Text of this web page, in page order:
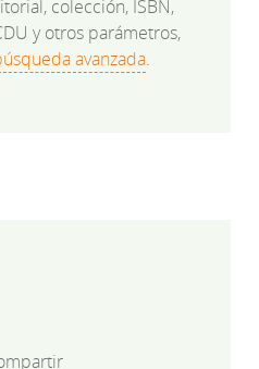
colección, ISBN,
y otros parámetros,
avanzada.